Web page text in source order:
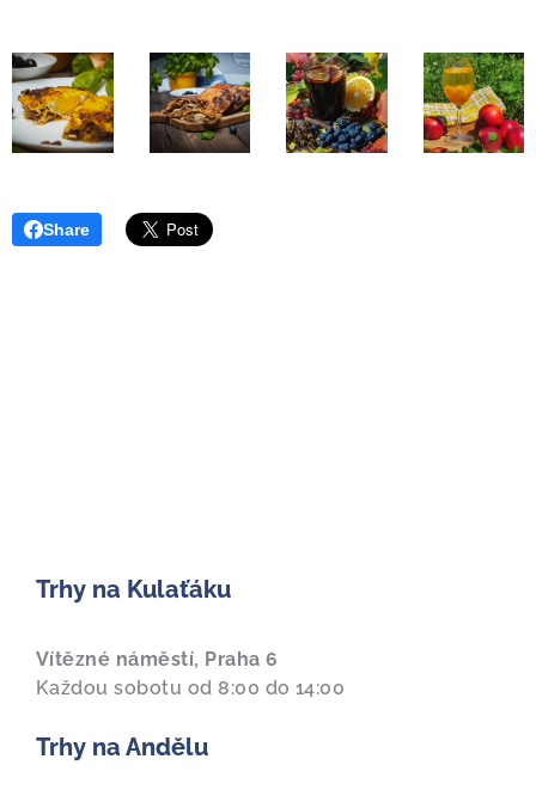
Share
Trhy na Kulaťáku
Vítězné náměstí, Praha 6
Každou sobotu od 8:00 do 14:00
Trhy na Andělu